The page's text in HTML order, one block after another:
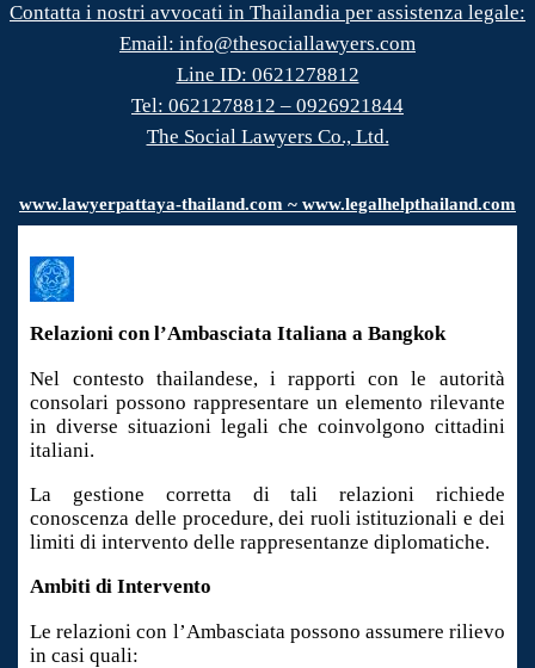
Contatta i nostri avvocati in Thailandia per assistenza legale:
Email: info@thesociallawyers.com
Line ID: 0621278812
Tel: 0621278812 – 0926921844
The Social Lawyers Co., Ltd.
www.lawyerpattaya-thailand.com ~ www.legalhelpthailand.com
Relazioni con l’Ambasciata Italiana a Bangkok
Nel contesto thailandese, i rapporti con le autorità
consolari possono rappresentare un elemento rilevante
in diverse situazioni legali che coinvolgono cittadini
italiani.
La gestione corretta di tali relazioni richiede
conoscenza delle procedure, dei ruoli istituzionali e dei
limiti di intervento delle rappresentanze diplomatiche.
Ambiti di Intervento
Le relazioni con l’Ambasciata possono assumere rilievo
in casi quali: